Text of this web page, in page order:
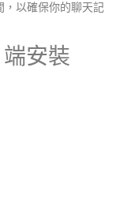
，以確保你的聊天記
安裝